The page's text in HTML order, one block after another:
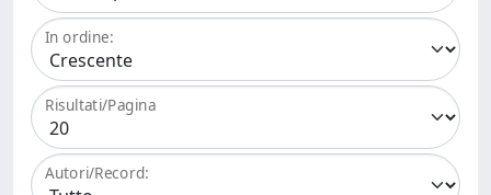
In ordine:
Risultati/Pagina
Autori/Record: